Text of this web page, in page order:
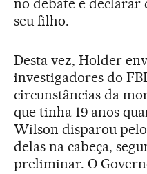
no debate e
seu filho.
Desta vez, Holder
investigadores do
circunstâncias da
que tinha 19 anos
Wilson disparou pelo
delas na cabeça,
preliminar. O